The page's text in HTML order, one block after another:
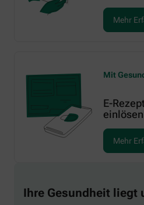
Mehr
Mit
E-
einlösen
Mehr
Ihre Gesundheit liegt